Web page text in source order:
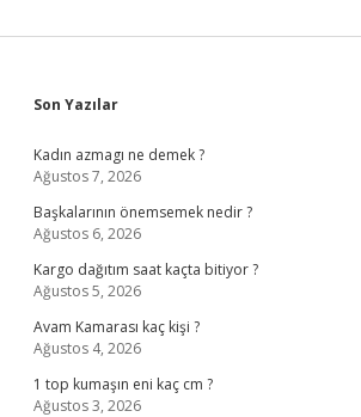
Sidebar
Son Yazılar
Kadın azmagı ne demek ?
Ağustos 7, 2026
Başkalarının önemsemek nedir ?
Ağustos 6, 2026
Kargo dağıtım saat kaçta bitiyor ?
Ağustos 5, 2026
Avam Kamarası kaç kişi ?
Ağustos 4, 2026
1 top kumaşın eni kaç cm ?
Ağustos 3, 2026